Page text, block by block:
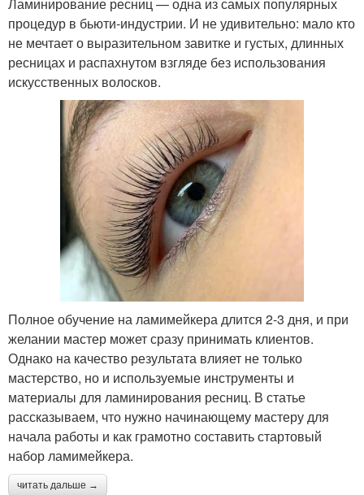
процедур в бьюти-индустрии. И не удивительно: мало кто
не мечтает о выразительном завитке и густых, длинных
ресницах и распахнутом взгляде без использования
искусственных волосков.
Полное обучение на ламимейкера длится 2-3 дня, и при
желании мастер может сразу принимать клиентов.
Однако на качество результата влияет не только
мастерство, но и используемые инструменты и
материалы для ламинирования ресниц. В статье
рассказываем, что нужно начинающему мастеру для
начала работы и как грамотно составить стартовый
набор ламимейкера.
читать дальше →